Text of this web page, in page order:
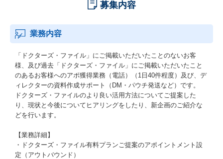
募集内容
業務内容
「ドクターズ・ファイル」にご掲載いただいたことのないお客
様、及び過去「ドクターズ・ファイル」にご掲載いただいたこと
のあるお客様へのアポ獲得業務（電話）（1日40件程度）及び、デ
ィレクターの資料作成サポート（DM・パウチ発送など）です。
ドクターズ・ファイルのより良い活用方法についてご提案した
り、現状と今後についてヒアリングをしたり、新企画のご紹介な
どを行います。
【業務詳細】
・ドクターズ・ファイル有料プランご提案のアポイントメント設
定（アウトバウンド）